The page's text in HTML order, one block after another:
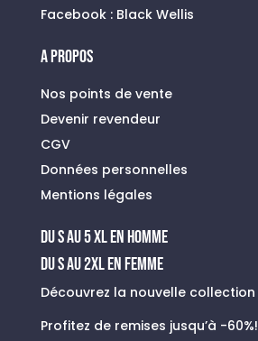
Facebook : Black Wellis
A PROPOS
Nos points de vente
Devenir revendeur
CGV
Données personnelles
Mentions légales
du s au 5 xl en homme
Du S au 2XL en FEMME
Découvrez la nouvelle collection
Profitez de remises jusqu’à -60%!